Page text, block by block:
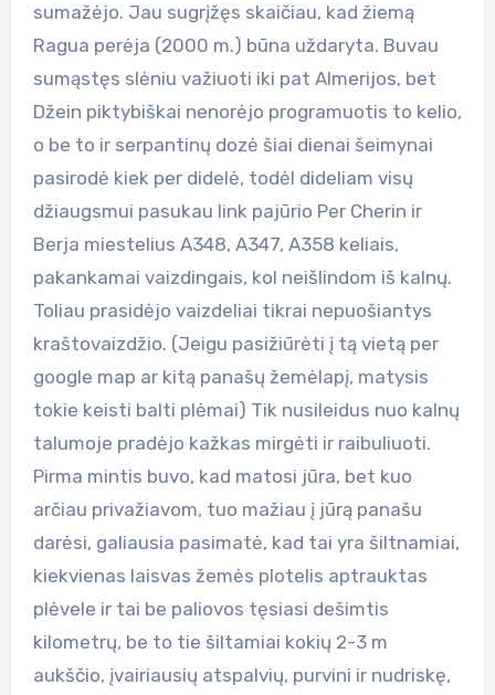
sumažėjo. Jau sugrįžęs skaičiau, kad žiemą
Ragua perėja (2000 m.) būna uždaryta. Buvau
sumąstęs slėniu važiuoti iki pat Almerijos, bet
Džein piktybiškai nenorėjo programuotis to kelio,
o be to ir serpantinų dozė šiai dienai šeimynai
pasirodė kiek per didelė, todėl dideliam visų
džiaugsmui pasukau link pajūrio Per Cherin ir
Berja miestelius A348, A347, A358 keliais,
pakankamai vaizdingais, kol neišlindom iš kalnų.
Toliau prasidėjo vaizdeliai tikrai nepuošiantys
kraštovaizdžio. (Jeigu pasižiūrėti į tą vietą per
google map ar kitą panašų žemėlapį, matysis
tokie keisti balti plėmai) Tik nusileidus nuo kalnų
talumoje pradėjo kažkas mirgėti ir raibuliuoti.
Pirma mintis buvo, kad matosi jūra, bet kuo
arčiau privažiavom, tuo mažiau į jūrą panašu
darėsi, galiausia pasimatė, kad tai yra šiltnamiai,
kiekvienas laisvas žemės plotelis aptrauktas
plėvele ir tai be paliovos tęsiasi dešimtis
kilometrų, be to tie šiltamiai kokių 2-3 m
aukščio, įvairiausių atspalvių, purvini ir nudriskę,